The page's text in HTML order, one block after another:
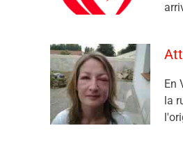
En
la